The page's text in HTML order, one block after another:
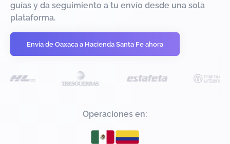
guías y da seguimiento a tu envío desde una sola
plataforma.
Envía de Oaxaca a Hacienda Santa Fe ahora
Operaciones en: